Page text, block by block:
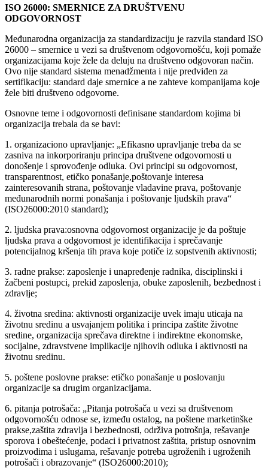
ISO 26000: SMERNICE ZA DRUŠTVENU
ODGOVORNOST
Međunarodna organizacija za standardizaciju je razvila standard ISO
26000 – smernice u vezi sa društvenom odgovornošću, koji pomaže
organizacijama koje žele da deluju na društveno odgovoran način.
Ovo nije standard sistema menadžmenta i nije predviđen za
sertifikaciju: standard daje smernice a ne zahteve kompanijama koje
žele biti društveno odgovorne.
Osnovne teme i odgovornosti definisane standardom kojima bi
organizacija trebala da se bavi:
1. organizaciono upravljanje: „Efikasno upravljanje treba da se
zasniva na inkorporiranju principa društvene odgovornosti u
donošenje i sprovođenje odluka. Ovi principi su odgovornost,
transparentnost, etičko ponašanje,poštovanje interesa
zainteresovanih strana, poštovanje vladavine prava, poštovanje
međunarodnih normi ponašanja i poštovanje ljudskih prava“
(ISO26000:2010 standard);
2. ljudska prava:osnovna odgovornost organizacije je da poštuje
ljudska prava a odgovornost je identifikacija i sprečavanje
potencijalnog kršenja tih prava koje potiče iz sopstvenih aktivnosti;
3. radne prakse: zaposlenje i unapređenje radnika, disciplinski i
žačbeni postupci, prekid zaposlenja, obuke zaposlenih, bezbednost i
zdravlje;
4. životna sredina: aktivnosti organizacije uvek imaju uticaja na
životnu sredinu a usvajanjem politika i principa zaštite životne
sredine, organizacija sprečava direktne i indirektne ekonomske,
socijalne, zdravstvene implikacije njihovih odluka i aktivnosti na
životnu sredinu.
5. poštene poslovne prakse: etičko ponašanje u poslovanju
organizacije sa drugim organizacijama.
6. pitanja potrošača: „Pitanja potrošača u vezi sa društvenom
odgovornošću odnose se, između ostalog, na poštene marketinške
prakse,zaštita zdravlja i bezbednosti, održiva potrošnja, rešavanje
sporova i obeštećenje, podaci i privatnost zaštita, pristup osnovnim
proizvodima i uslugama, rešavanje potreba ugroženih i ugroženih
potrošači i obrazovanje“ (ISO26000:2010);